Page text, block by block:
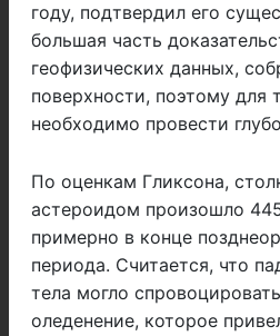
году, подтвердил его
большая часть
геофизических данных,
поверхности, поэтому для
необходимо провести
По оценкам Гликсона,
астероидом произошло
примерно в конце
периода. Считается, что
тела могло
оледенение, которое